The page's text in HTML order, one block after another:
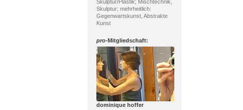
Skulptur/Plastik; Mischtechnik,
Skulptur; mehrheitlich:
Gegenwartskunst, Abstrakte
Kunst
pro-Mitgliedschaft:
dominique hoffer